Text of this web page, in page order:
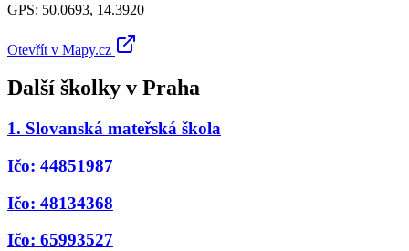
GPS: 50.0693, 14.3920
Otevřít v Mapy.cz
Další školky v Praha
1. Slovanská mateřská škola
Ičo: 44851987
Ičo: 48134368
Ičo: 65993527